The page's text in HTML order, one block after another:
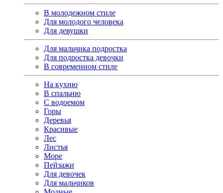
В молодежном стиле
Для молодого человека
Для девушки
Для мальчика подростка
Для подростка девочки
В современном стиле
На кухню
В спальню
С водоемом
Горы
Деревья
Красивые
Лес
Листья
Море
Пейзажи
Для девочек
Для мальчиков